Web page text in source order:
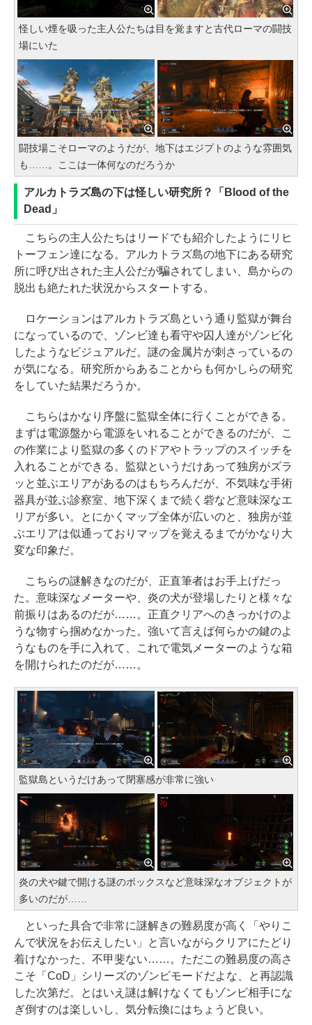
怪しい煙を吸った主人公たちは目を覚ますと古代ローマの闘技
場にいた
闘技場こそローマのようだが、地下はエジプトのような雰囲気
も……。ここは一体何なのだろうか
アルカトラズ島の下は怪しい研究所？「Blood of the
Dead」
こちらの主人公たちはリードでも紹介したようにリヒ
トーフェン達になる。アルカトラズ島の地下にある研究
所に呼び出された主人公だが騙されてしまい、島からの
脱出も絶たれた状況からスタートする。
ロケーションはアルカトラズ島という通り監獄が舞台
になっているので、ゾンビ達も看守や囚人達がゾンビ化
したようなビジュアルだ。謎の金属片が刺さっているの
が気になる。研究所からあることからも何かしらの研究
をしていた結果だろうか。
こちらはかなり序盤に監獄全体に行くことができる。
まずは電源盤から電源をいれることができるのだが、こ
の作業により監獄の多くのドアやトラップのスイッチを
入れることができる。監獄というだけあって独房がズラ
ッと並ぶエリアがあるのはもちろんだが、不気味な手術
器具が並ぶ診察室、地下深くまで続く砦など意味深なエ
リアが多い。とにかくマップ全体が広いのと、独房が並
ぶエリアは似通っておりマップを覚えるまでがかなり大
変な印象だ。
こちらの謎解きなのだが、正直筆者はお手上げだっ
た。意味深なメーターや、炎の犬が登場したりと様々な
前振りはあるのだが……。正直クリアへのきっかけのよ
うな物すら掴めなかった。強いて言えば何らかの鍵のよ
うなものを手に入れて、これで電気メーターのような箱
を開けられたのだが……。
監獄島というだけあって閉塞感が非常に強い
炎の犬や鍵で開ける謎のボックスなど意味深なオブジェクトが
多いのだが……
といった具合で非常に謎解きの難易度が高く「やりこ
んで状況をお伝えしたい」と言いながらクリアにたどり
着けなかった、不甲斐ない……。ただこの難易度の高さ
こそ「CoD」シリーズのゾンビモードだよな、と再認識
した次第だ。とはいえ謎は解けなくてもゾンビ相手にな
ぎ倒すのは楽しいし、気分転換にはちょうど良い。